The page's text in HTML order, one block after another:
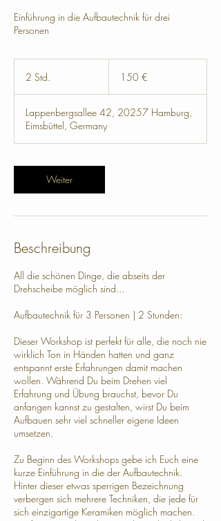
Einführung in die Aufbautechnik für drei
Personen
2 Std.
d
.
150 €
Lappenbergsallee 42, 20257 Hamburg,
Eimsbüttel, Germany
Weiter
Beschreibung
All die schönen Dinge, die abseits der
Drehscheibe möglich sind...
Aufbautechnik für 3 Personen | 2 Stunden:
Dieser Workshop ist perfekt für alle, die noch nie
wirklich Ton in Händen hatten und ganz
entspannt erste Erfahrungen damit machen
wollen. Während Du beim Drehen viel
Erfahrung und Übung brauchst, bevor Du
anfangen kannst zu gestalten, wirst Du beim
Aufbauen sehr viel schneller eigene Ideen
umsetzen.
Zu Beginn des Workshops gebe ich Euch eine
kurze Einführung in die der Aufbautechnik.
Hinter dieser etwas sperrigen Bezeichnung
verbergen sich mehrere Techniken, die jede für
sich einzigartige Keramiken möglich machen.